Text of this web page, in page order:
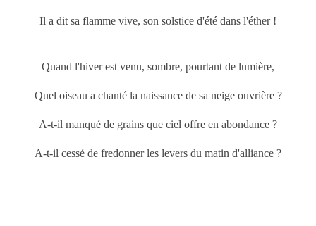
Il a dit sa flamme vive, son solstice d'été dans l'éther !
Quand l'hiver est venu, sombre, pourtant de lumière,
Quel oiseau a chanté la naissance de sa neige ouvrière ?
A-t-il manqué de grains que ciel offre en abondance ?
A-t-il cessé de fredonner les levers du matin d'alliance ?